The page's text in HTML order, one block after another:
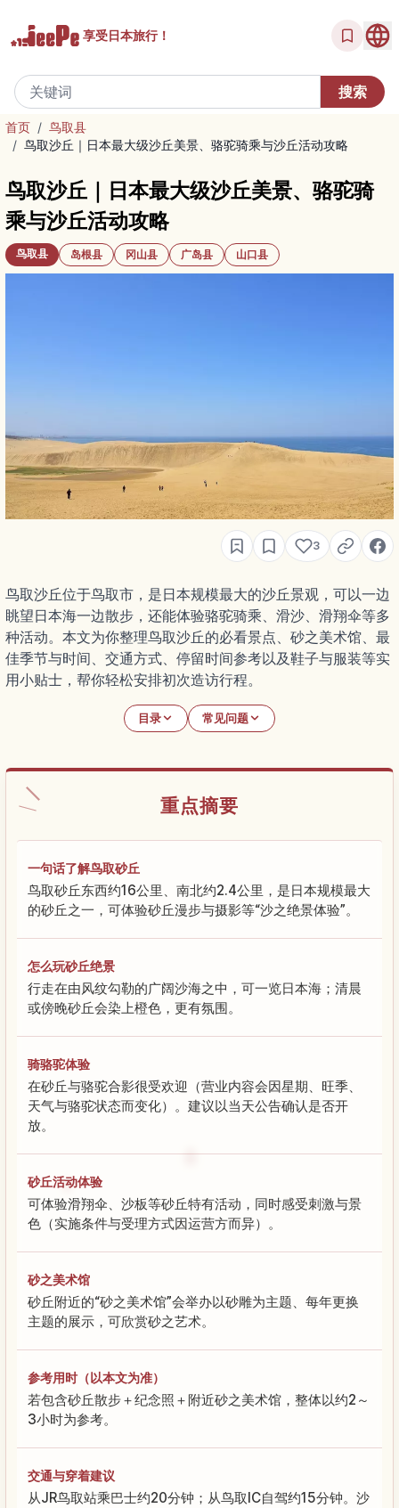
享受日本旅行！
首页 / 鸟取县
/ 鸟取沙丘｜日本最大级沙丘美景、骆驼骑乘与沙丘活动攻略
鸟取沙丘｜日本最大级沙丘美景、骆驼骑
乘与沙丘活动攻略
鸟取县 岛根县 冈山县 广岛县 山口县
3
鸟取沙丘位于鸟取市，是日本规模最大的沙丘景观，可以一边
眺望日本海一边散步，还能体验骆驼骑乘、滑沙、滑翔伞等多
种活动。本文为你整理鸟取沙丘的必看景点、砂之美术馆、最
佳季节与时间、交通方式、停留时间参考以及鞋子与服装等实
用小贴士，帮你轻松安排初次造访行程。
目录 常见问题
重点摘要
一句话了解鸟取砂丘
鸟取砂丘东西约16公里、南北约2.4公里，是日本规模最大
的砂丘之一，可体验砂丘漫步与摄影等“沙之绝景体验”。
怎么玩砂丘绝景
行走在由风纹勾勒的广阔沙海之中，可一览日本海；清晨
或傍晚砂丘会染上橙色，更有氛围。
骑骆驼体验
在砂丘与骆驼合影很受欢迎（营业内容会因星期、旺季、
天气与骆驼状态而变化）。建议以当天公告确认是否开
放。
砂丘活动体验
可体验滑翔伞、沙板等砂丘特有活动，同时感受刺激与景
色（实施条件与受理方式因运营方而异）。
砂之美术馆
砂丘附近的“砂之美术馆”会举办以砂雕为主题、每年更换
主题的展示，可欣赏砂之艺术。
参考用时（以本文为准）
若包含砂丘散步＋纪念照＋附近砂之美术馆，整体以约2～
3小时为参考。
交通与穿着建议
从JR鸟取站乘巴士约20分钟；从鸟取IC自驾约15分钟。沙